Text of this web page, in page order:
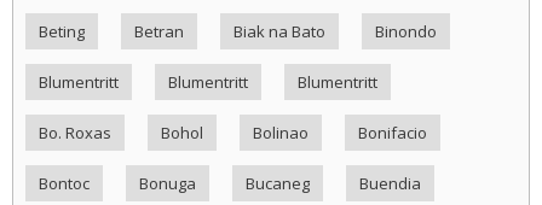
Beting Betran Biak na Bato Binondo
Blumentritt Blumentritt Blumentritt
Bo. Roxas Bohol Bolinao Bonifacio
Bontoc Bonuga Bucaneg Buendia